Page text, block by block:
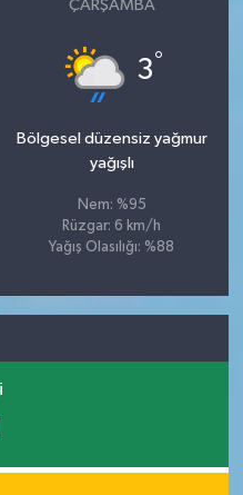
ÇARŞAMBA
3°
Bölgesel düzensiz yağmur
yağışlı
Nem: %95
Rüzgar: 6 km/h
Yağış Olasılığı: %88